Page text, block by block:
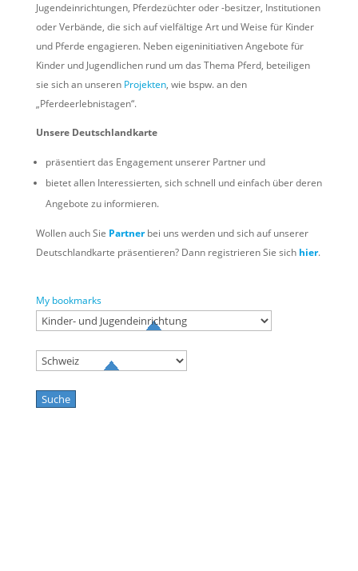
Jugendeinrichtungen, Pferdezüchter oder -besitzer, Institutionen
oder Verbände, die sich auf vielfältige Art und Weise für Kinder
und Pferde engagieren. Neben eigeninitiativen Angebote für
Kinder und Jugendlichen rund um das Thema Pferd, beteiligen
sie sich an unseren Projekten, wie bspw. an den
„Pferdeerlebnistagen“.
Unsere Deutschlandkarte
präsentiert das Engagement unserer Partner und
bietet allen Interessierten, sich schnell und einfach über deren
Angebote zu informieren.
Wollen auch Sie Partnerbei uns werden und sich auf unserer
Deutschlandkarte präsentieren? Dann registrieren Sie sich hier.
My bookmarks